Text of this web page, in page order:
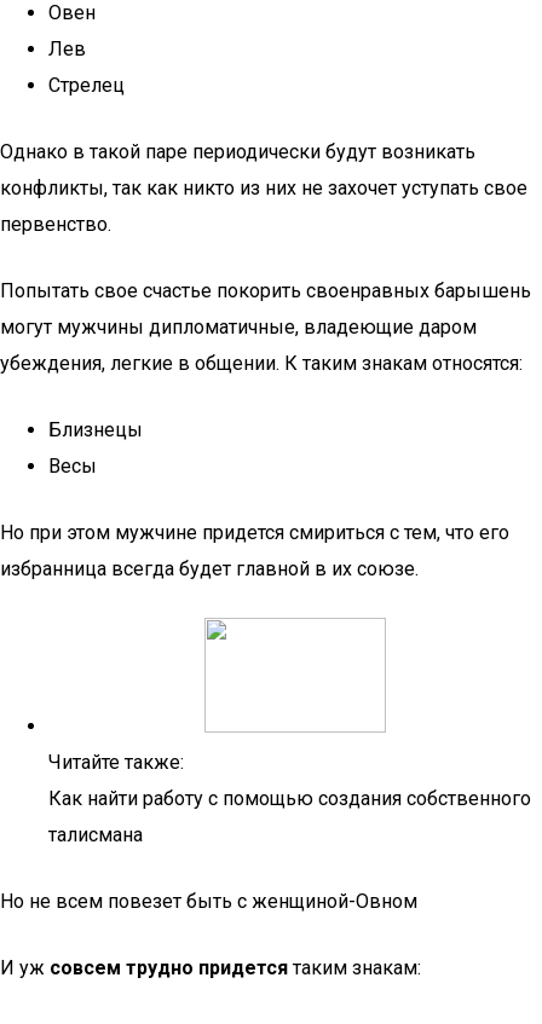
Овен
Лев
Стрелец
Однако в такой паре периодически будут возникать
конфликты, так как никто из них не захочет уступать свое
первенство.
Попытать свое счастье покорить своенравных барышень
могут мужчины дипломатичные, владеющие даром
убеждения, легкие в общении. К таким знакам относятся:
Близнецы
Весы
Но при этом мужчине придется смириться с тем, что его
избранница всегда будет главной в их союзе.
Читайте также:
Как найти работу с помощью создания собственного
талисмана
Но не всем повезет быть с женщиной-Овном
И уж совсем трудно придетсятаким знакам: